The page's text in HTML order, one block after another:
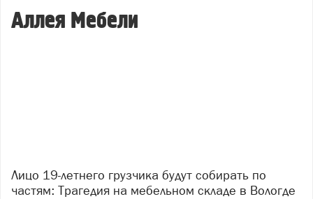
Аллея Мебели
Лицо 19-летнего грузчика будут собирать по
частям: Трагедия на мебельном складе в Вологде